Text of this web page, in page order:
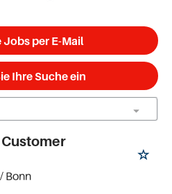
Jobs per E-Mail
Ihre Suche ein
/ Bonn